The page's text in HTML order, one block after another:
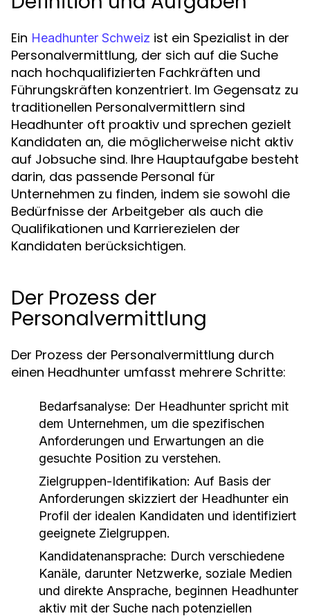
Ein Headhunter Schweiz ist ein Spezialist in der
Personalvermittlung, der sich auf die Suche
nach hochqualifizierten Fachkräften und
Führungskräften konzentriert. Im Gegensatz zu
traditionellen Personalvermittlern sind
Headhunter oft proaktiv und sprechen gezielt
Kandidaten an, die möglicherweise nicht aktiv
auf Jobsuche sind. Ihre Hauptaufgabe besteht
darin, das passende Personal für
Unternehmen zu finden, indem sie sowohl die
Bedürfnisse der Arbeitgeber als auch die
Qualifikationen und Karrierezielen der
Kandidaten berücksichtigen.
Der Prozess der
Personalvermittlung
Der Prozess der Personalvermittlung durch
einen Headhunter umfasst mehrere Schritte:
Bedarfsanalyse: Der Headhunter spricht mit
dem Unternehmen, um die spezifischen
Anforderungen und Erwartungen an die
gesuchte Position zu verstehen.
Zielgruppen-Identifikation: Auf Basis der
Anforderungen skizziert der Headhunter ein
Profil der idealen Kandidaten und identifiziert
geeignete Zielgruppen.
Kandidatenansprache: Durch verschiedene
Kanäle, darunter Netzwerke, soziale Medien
und direkte Ansprache, beginnen Headhunter
aktiv mit der Suche nach potenziellen